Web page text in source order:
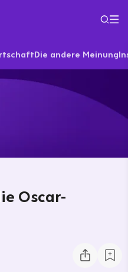
Die andere Meinung
Oscar-